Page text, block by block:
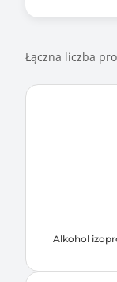
Łączna liczba
Alkohol